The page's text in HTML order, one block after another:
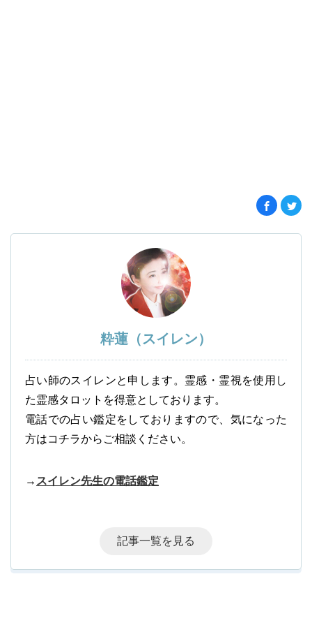
粋蓮（スイレン）
占い師のスイレンと申します。霊感・霊視を使用し
た霊感タロットを得意としております。
電話での占い鑑定をしておりますので、気になった
方はコチラからご相談ください。
→ スイレン先生の電話鑑定
記事一覧を見る